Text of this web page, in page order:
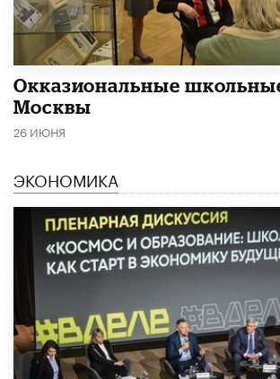
​Окказиональные
Москвы
26 ИЮНЯ
ЭКОНОМИКА